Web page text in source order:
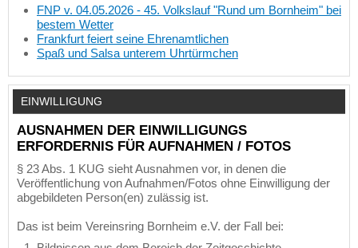
FNP v. 04.05.2026 - 45. Volkslauf "Rund um Bornheim" bei
bestem Wetter
Frankfurt feiert seine Ehrenamtlichen
Spaß und Salsa unterem Uhrtürmchen
EINWILLIGUNG
AUSNAHMEN DER EINWILLIGUNGS
ERFORDERNIS FÜR AUFNAHMEN / FOTOS
§ 23 Abs. 1 KUG sieht Ausnahmen vor, in denen die
Veröffentlichung von Aufnahmen/Fotos ohne Einwilligung der
abgebildeten Person(en) zulässig ist.
Das ist beim Vereinsring Bornheim e.V. der Fall bei: